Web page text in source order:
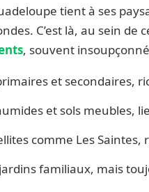
tient à ses
C’est là, au sein de
, souvent
et secondaires,
et sols meubles,
comme Les Saintes,
familiaux, mais